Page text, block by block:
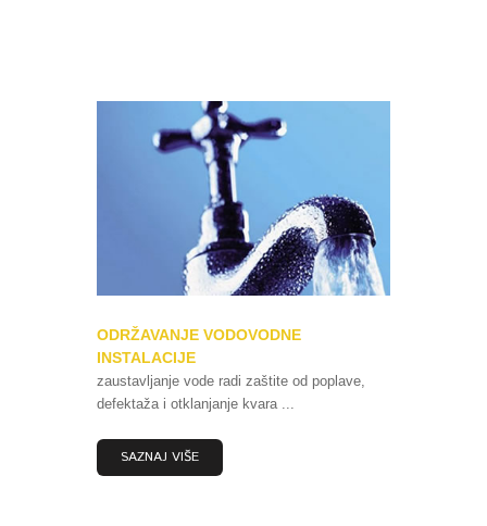
ODRŽAVANJE VODOVODNE
INSTALACIJE
zaustavljanje vode radi zaštite od poplave,
defektaža i otklanjanje kvara ...
SAZNAJ VIŠE